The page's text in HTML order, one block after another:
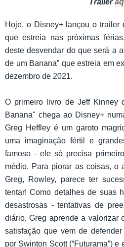
Trailer
Hoje, o Disney+ lançou o trailer
que estreia nas próximas
deste desvendar do que será a
de um Banana” que estreia em
dezembro de 2021.
O primeiro livro de Jeff Kinney
Banana" chega ao Disney+
Greg Heffley é um garoto
uma imaginação fértil e
famoso - ele só precisa
médio. Para piorar as coisas, o
Greg, Rowley, parece ter
tentar! Como detalhes de suas
desastrosas - tentativas de
diário, Greg aprende a valorizar
satisfação que vem de
por Swinton Scott (“Futurama”)